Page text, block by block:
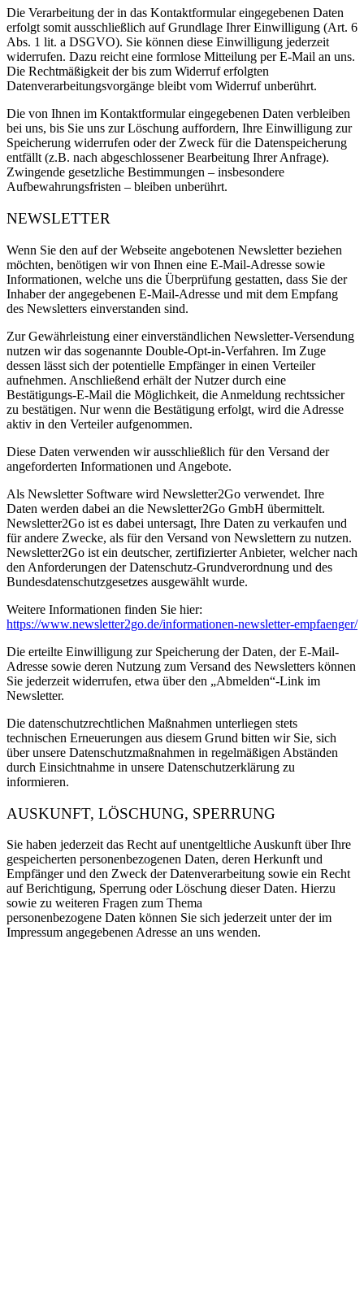
Die Verarbeitung der in das Kontaktformular eingegebenen Daten
erfolgt somit ausschließlich auf Grundlage Ihrer Einwilligung (Art. 6
Abs. 1 lit. a DSGVO). Sie können diese Einwilligung jederzeit
widerrufen. Dazu reicht eine formlose Mitteilung per E-Mail an uns.
Die Rechtmäßigkeit der bis zum Widerruf erfolgten
Datenverarbeitungsvorgänge bleibt vom Widerruf unberührt.
Die von Ihnen im Kontaktformular eingegebenen Daten verbleiben
bei uns, bis Sie uns zur Löschung auffordern, Ihre Einwilligung zur
Speicherung widerrufen oder der Zweck für die Datenspeicherung
entfällt (z.B. nach abgeschlossener Bearbeitung Ihrer Anfrage).
Zwingende gesetzliche Bestimmungen – insbesondere
Aufbewahrungsfristen – bleiben unberührt.
NEWSLETTER
Wenn Sie den auf der Webseite angebotenen Newsletter beziehen
möchten, benötigen wir von Ihnen eine E-Mail-Adresse sowie
Informationen, welche uns die Überprüfung gestatten, dass Sie der
Inhaber der angegebenen E-Mail-Adresse und mit dem Empfang
des Newsletters einverstanden sind.
Zur Gewährleistung einer einverständlichen Newsletter-Versendung
nutzen wir das sogenannte Double-Opt-in-Verfahren. Im Zuge
dessen lässt sich der potentielle Empfänger in einen Verteiler
aufnehmen. Anschließend erhält der Nutzer durch eine
Bestätigungs-E-Mail die Möglichkeit, die Anmeldung rechtssicher
zu bestätigen. Nur wenn die Bestätigung erfolgt, wird die Adresse
aktiv in den Verteiler aufgenommen.
Diese Daten verwenden wir ausschließlich für den Versand der
angeforderten Informationen und Angebote.
Als Newsletter Software wird Newsletter2Go verwendet. Ihre
Daten werden dabei an die Newsletter2Go GmbH übermittelt.
Newsletter2Go ist es dabei untersagt, Ihre Daten zu verkaufen und
für andere Zwecke, als für den Versand von Newslettern zu nutzen.
Newsletter2Go ist ein deutscher, zertifizierter Anbieter, welcher nach
den Anforderungen der Datenschutz-Grundverordnung und des
Bundesdatenschutzgesetzes ausgewählt wurde.
Weitere Informationen finden Sie hier:
https://www.newsletter2go.de/informationen-newsletter-empfaenger/
Die erteilte Einwilligung zur Speicherung der Daten, der E-Mail-
Adresse sowie deren Nutzung zum Versand des Newsletters können
Sie jederzeit widerrufen, etwa über den „Abmelden“-Link im
Newsletter.
Die datenschutzrechtlichen Maßnahmen unterliegen stets
technischen Erneuerungen aus diesem Grund bitten wir Sie, sich
über unsere Datenschutzmaßnahmen in regelmäßigen Abständen
durch Einsichtnahme in unsere Datenschutzerklärung zu
informieren.
AUSKUNFT, LÖSCHUNG, SPERRUNG
Sie haben jederzeit das Recht auf unentgeltliche Auskunft über Ihre
gespeicherten personenbezogenen Daten, deren Herkunft und
Empfänger und den Zweck der Datenverarbeitung sowie ein Recht
auf Berichtigung, Sperrung oder Löschung dieser Daten. Hierzu
sowie zu weiteren Fragen zum Thema
personenbezogene Daten können Sie sich jederzeit unter der im
Impressum angegebenen Adresse an uns wenden.